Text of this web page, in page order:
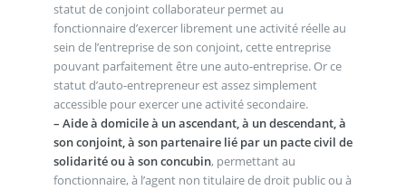
statut de conjoint collaborateur permet au
fonctionnaire d’exercer librement une activité réelle au
sein de l’entreprise de son conjoint, cette entreprise
pouvant parfaitement être une auto-entreprise. Or ce
statut d’auto-entrepreneur est assez simplement
accessible pour exercer une activité secondaire.
– Aide à domicile à un ascendant, à un descendant, à
son conjoint, à son partenaire lié par un pacte civil de
solidarité ou à son concubin, permettant au
fonctionnaire, à l’agent non titulaire de droit public ou à